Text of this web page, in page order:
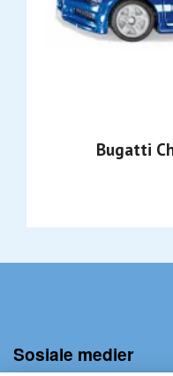
Bugatti
Sosiale medier